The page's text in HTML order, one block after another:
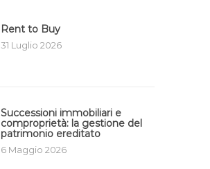
Rent to Buy
31 Luglio 2026
Successioni immobiliari e
comproprietà: la gestione del
patrimonio ereditato
6 Maggio 2026